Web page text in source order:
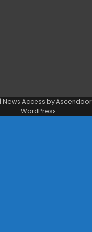
| News Access byAscendoor
WordPress.